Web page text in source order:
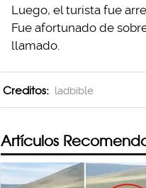
Luego, el turista fue
Fue afortunado de
llamado.
Creditos: ladbible
Artículos